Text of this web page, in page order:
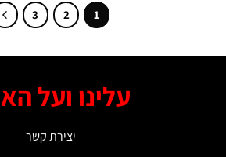
2
3
עלינו ועל האתר
יצירת קשר